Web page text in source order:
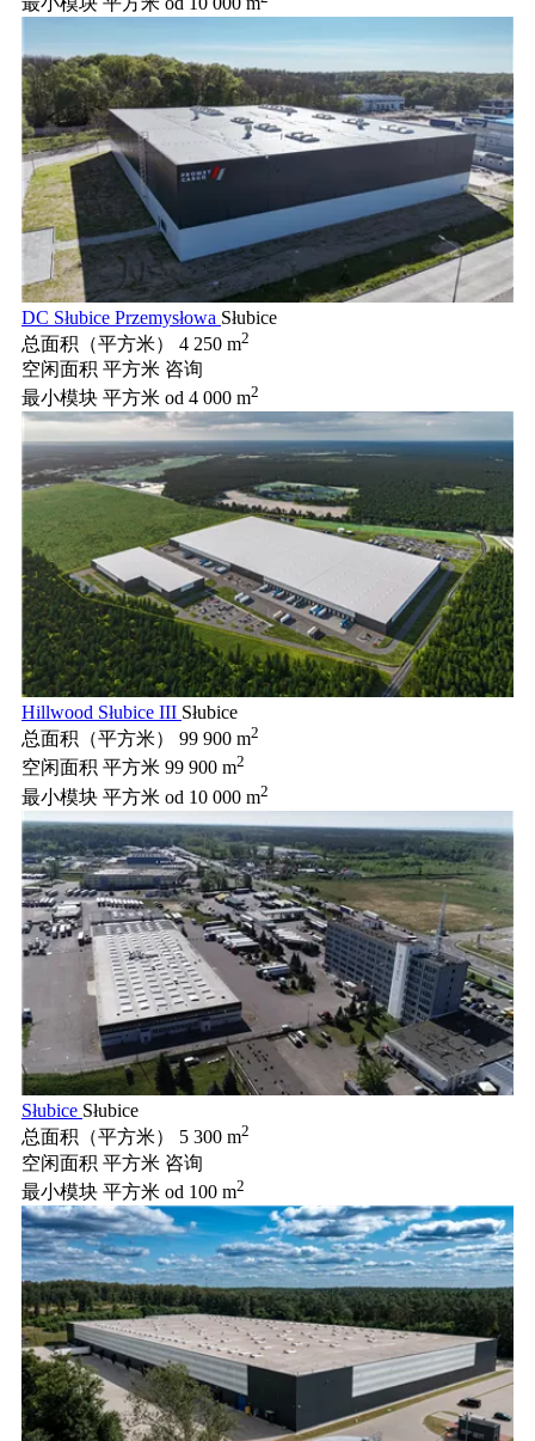
DC Słubice Przemysłowa Słubice
总面积（平方米）
4 250 m2
空闲面积 平方米 咨询
最小模块 平方米 od 4 000 m2
Hillwood Słubice III Słubice
总面积（平方米）
99 900 m2
空闲面积 平方米 99 900 m2
最小模块 平方米 od 10 000 m2
Słubice Słubice
总面积（平方米）
5 300 m2
空闲面积 平方米 咨询
最小模块 平方米 od 100 m2